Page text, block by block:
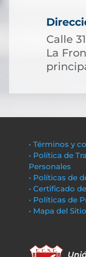
Calle
La
• Términos y
• Política de
Personales
• Políticas de
• Certificado
• Políticas de
• Mapa del Sitio